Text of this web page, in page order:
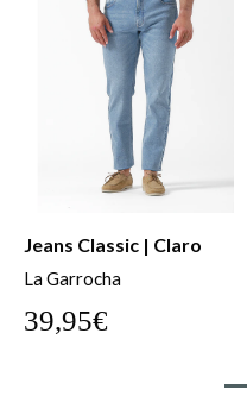
Jeans Classic | Oscuro
La Garrocha
39,95€